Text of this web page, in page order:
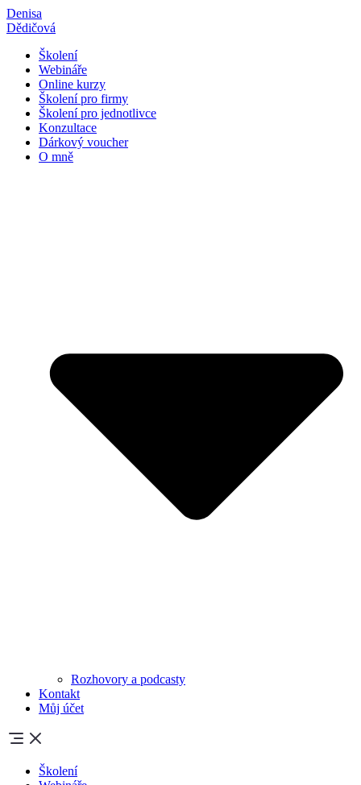
Přejít
k
Denisa
Dědičová
Školení
Webináře
Online kurzy
Školení pro firmy
Školení pro jednotlivce
Konzultace
Dárkový voucher
O mně
Rozhovory a podcasty
Kontakt
Můj účet
Školení